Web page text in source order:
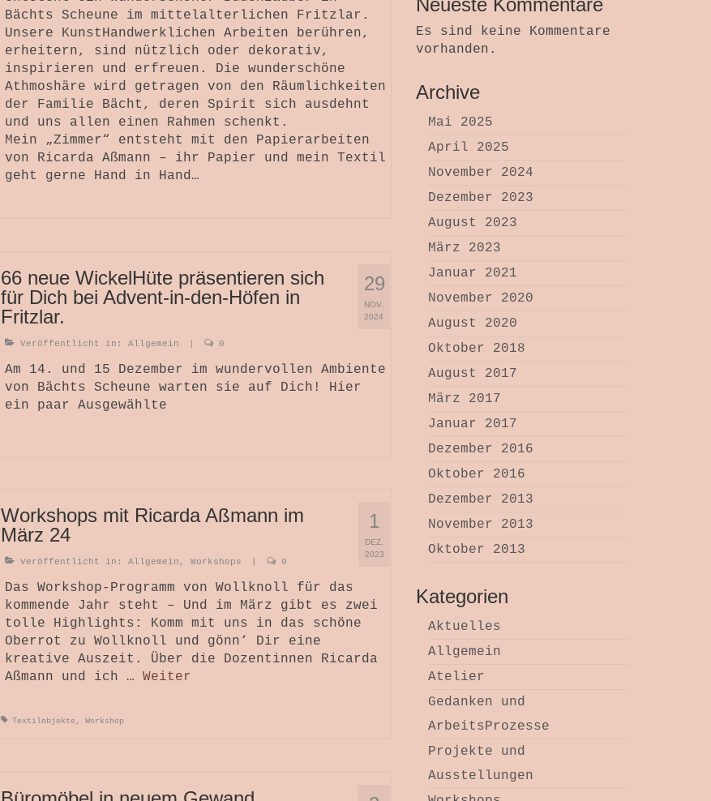
Bächts Scheune im mittelalterlichen Fritzlar.
Unsere KunstHandwerklichen Arbeiten berühren,
erheitern, sind nützlich oder dekorativ,
inspirieren und erfreuen. Die wunderschöne
Athmoshäre wird getragen von den Räumlichkeiten
der Familie Bächt, deren Spirit sich ausdehnt
und uns allen einen Rahmen schenkt.
Mein „Zimmer“ entsteht mit den Papierarbeiten
von Ricarda Aßmann – ihr Papier und mein Textil
geht gerne Hand in Hand…
29
NOV.
2024
66 neue WickelHüte präsentieren sich
für Dich bei Advent-in-den-Höfen in
Fritzlar.
Veröffentlicht in: Allgemein 0
Am 14. und 15 Dezember im wundervollen Ambiente
von Bächts Scheune warten sie auf Dich! Hier
ein paar Ausgewählte
1
DEZ.
2023
Workshops mit Ricarda Aßmann im
März 24
Veröffentlicht in: Allgemein , Workshops 0
Das Workshop-Programm von Wollknoll für das
kommende Jahr steht – Und im März gibt es zwei
tolle Highlights: Komm mit uns in das schöne
Oberrot zu Wollknoll und gönn‘ Dir eine
kreative Auszeit. Über die Dozentinnen Ricarda
Aßmann und ich … Weiter
Textilobjekte , Workshop
Neueste Kommentare
Es sind keine Kommentare
vorhanden.
Archive
Mai 2025
April 2025
November 2024
Dezember 2023
August 2023
März 2023
Januar 2021
November 2020
August 2020
Oktober 2018
August 2017
März 2017
Januar 2017
Dezember 2016
Oktober 2016
Dezember 2013
November 2013
Oktober 2013
Kategorien
Aktuelles
Allgemein
Atelier
Gedanken und
ArbeitsProzesse
Projekte und
Ausstellungen